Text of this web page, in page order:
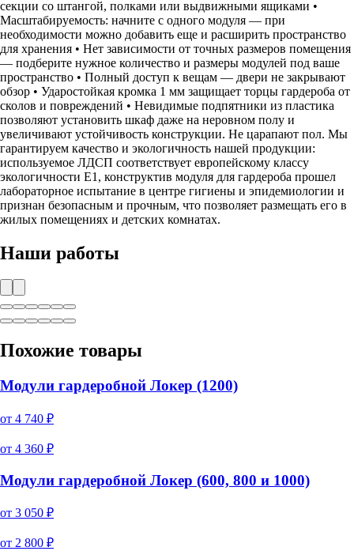
секции со штангой, полками или выдвижными ящиками •
Масштабируемость: начните с одного модуля — при
необходимости можно добавить еще и расширить пространство
для хранения • Нет зависимости от точных размеров помещения
— подберите нужное количество и размеры модулей под ваше
пространство • Полный доступ к вещам — двери не закрывают
обзор • Ударостойкая кромка 1 мм защищает торцы гардероба от
сколов и повреждений • Невидимые подпятники из пластика
позволяют установить шкаф даже на неровном полу и
увеличивают устойчивость конструкции. Не царапают пол. Мы
гарантируем качество и экологичность нашей продукции:
используемое ЛДСП соответствует европейскому классу
экологичности Е1, конструктив модуля для гардероба прошел
лабораторное испытание в центре гигиены и эпидемиологии и
признан безопасным и прочным, что позволяет размещать его в
жилых помещениях и детских комнатах.
Наши работы
Похожие товары
Модули гардеробной Локер (1200)
от 4 740 ₽
от 4 360 ₽
Модули гардеробной Локер (600, 800 и 1000)
от 3 050 ₽
от 2 800 ₽